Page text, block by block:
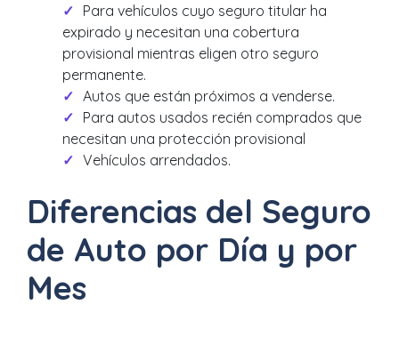
Para vehículos cuyo seguro titular ha
expirado y necesitan una cobertura
provisional mientras eligen otro seguro
permanente.
Autos que están próximos a venderse.
Para autos usados recién comprados que
necesitan una protección provisional
Vehículos arrendados.
Diferencias del Seguro
de Auto por Día y por
Mes